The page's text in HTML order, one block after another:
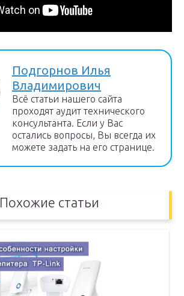
Подгорнов Илья
Владимирович
Всё статьи нашего сайта
проходят аудит технического
консультанта. Если у Вас
остались вопросы, Вы всегда их
можете задать на его странице.
Похожие статьи